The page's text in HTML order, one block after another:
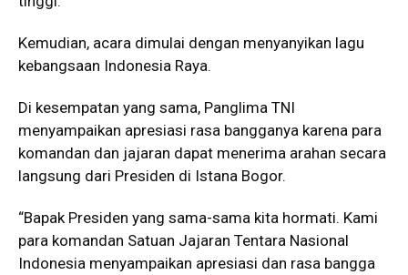
Kemudian, acara dimulai dengan menyanyikan lagu
kebangsaan Indonesia Raya.
Di kesempatan yang sama, Panglima TNI
menyampaikan apresiasi rasa bangganya karena para
komandan dan jajaran dapat menerima arahan secara
langsung dari Presiden di Istana Bogor.
“Bapak Presiden yang sama-sama kita hormati. Kami
para komandan Satuan Jajaran Tentara Nasional
Indonesia menyampaikan apresiasi dan rasa bangga